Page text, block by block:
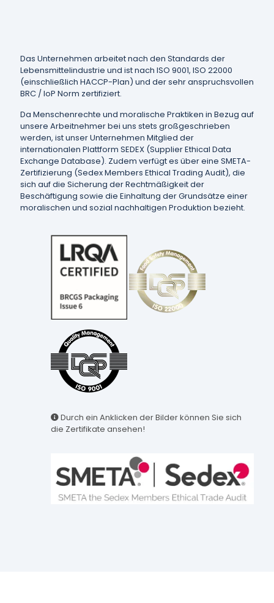
Das Unternehmen arbeitet nach den Standards der
Lebensmittelindustrie und ist nach ISO 9001, ISO 22000
(einschließlich HACCP-Plan) und der sehr anspruchsvollen
BRC / IoP Norm zertifiziert.
Da Menschenrechte und moralische Praktiken in Bezug auf
unsere Arbeitnehmer bei uns stets großgeschrieben
werden, ist unser Unternehmen Mitglied der
internationalen Plattform SEDEX (Supplier Ethical Data
Exchange Database). Zudem verfügt es über eine SMETA-
Zertifizierung (Sedex Members Ethical Trading Audit), die
sich auf die Sicherung der Rechtmäßigkeit der
Beschäftigung sowie die Einhaltung der Grundsätze einer
moralischen und sozial nachhaltigen Produktion bezieht.
Durch ein Anklicken der Bilder können Sie sich
die Zertifikate ansehen!